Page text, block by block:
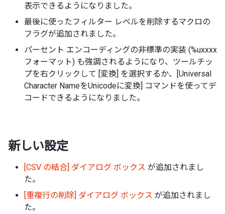
表示できるようになりました。
最後に使ったフィルター レベルを削除するマクロの
フラグが追加されました。
パーセント エンコーディングの非標準の実装 (%uxxxx
フォーマット) も強調されるようになり、ツールチッ
プを右クリックして [変換] を選択するか、[Universal
Character NameをUnicodeに変換] コマンドを使ってデ
コードできるようになりました。
新しい設定
[CSV の結合] ダイアログ ボックス が追加されまし
た。
[重複行の削除] ダイアログ ボックス が追加されまし
た。